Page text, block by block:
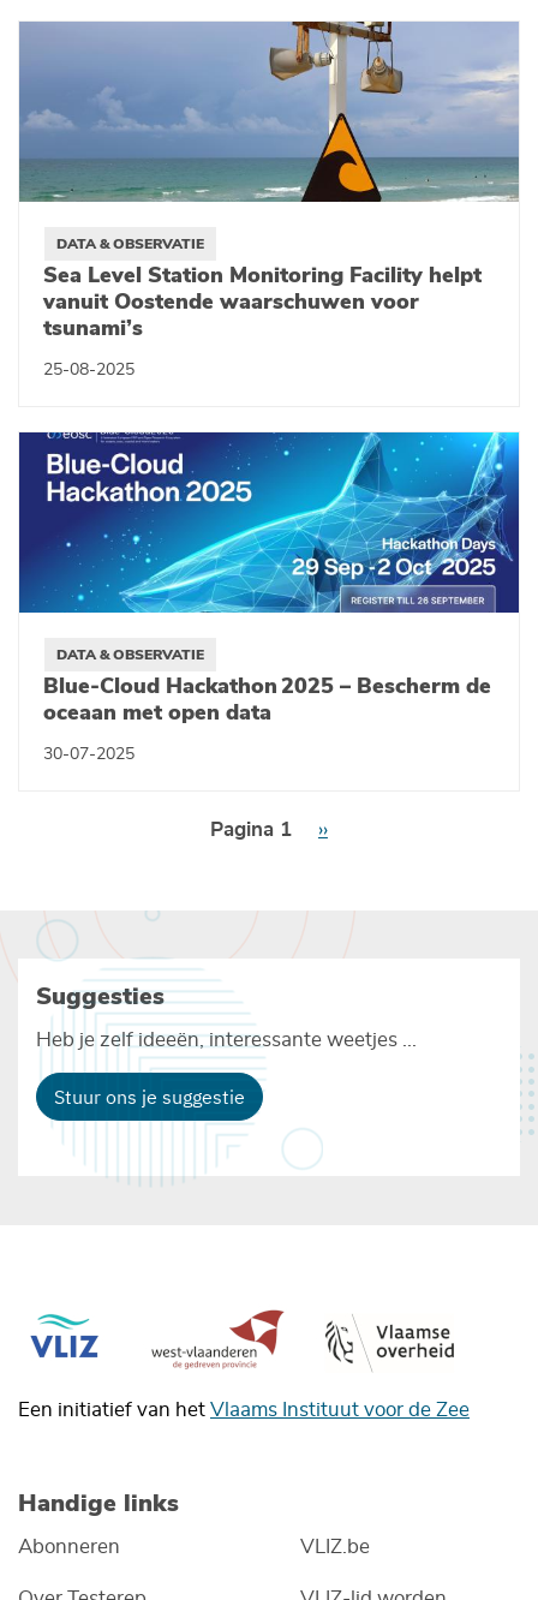
DATA & OBSERVATIE
Sea Level Station Monitoring Facility helpt
vanuit Oostende waarschuwen voor
tsunami’s
25-08-2025
DATA & OBSERVATIE
Blue-Cloud Hackathon 2025 – Bescherm de
oceaan met open data
30-07-2025
Pagina 1
Volgende
››
Suggesties
Heb je zelf ideeën, interessante weetjes ...
Stuur ons je suggestie
Een initiatief van het Vlaams Instituut voor de Zee
Handige links
Abonneren VLIZ.be